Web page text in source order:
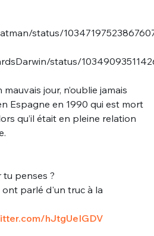
status/
status/
jour, n’oublie jamais
Espagne en 1990 qui est mort
qu’il était en pleine relation
tu penses ?
ont parlé d'un truc à la
hJtgUeIGDV